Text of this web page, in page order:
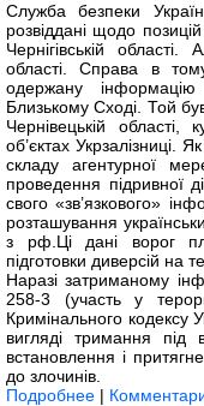
Служба безпеки
розвіддані щодо
Чернігівській
області. Справа в
одержану
Близькому Сході. Той
Чернівецькій області,
об’єктах Укрзалізниці.
складу агентурної
проведення підривної
свого «зв’язкового»
розташування
з рф.Ці дані ворог
підготовки диверсій на
Наразі затриманому
258-3 (участь у
Кримінального кодексу
вигляді тримання під
встановлення і
до злочинів.
Подробнее |